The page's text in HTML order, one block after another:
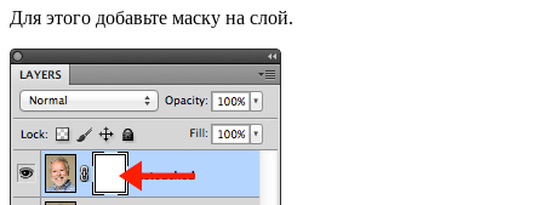
Для этого добавьте маску на слой.